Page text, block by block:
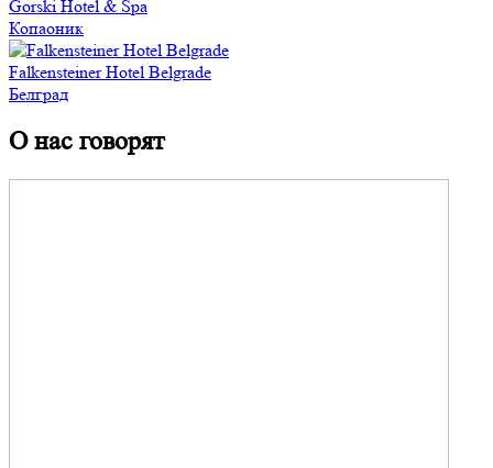
Gorski Hotel & Spa
Копаоник
Falkensteiner Hotel Belgrade
Белград
О нас говорят